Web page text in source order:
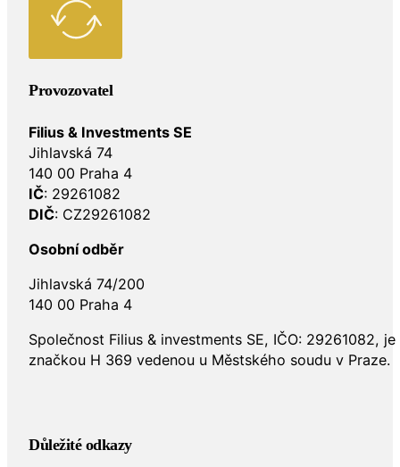
Provozovatel
Filius & Investments SE
Jihlavská 74
140 00 Praha 4
IČ: 29261082
DIČ: CZ29261082
Osobní odběr
Jihlavská 74/200
140 00 Praha 4
Společnost Filius & investments SE, IČO: 29261082,
značkou H 369 vedenou u Městského soudu v Praze.
Důležité odkazy